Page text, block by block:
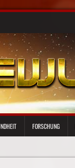
FORSCHUNG